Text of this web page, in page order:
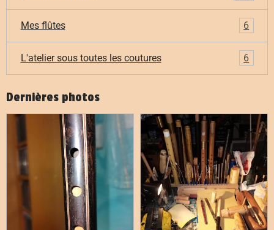
Mes flûtes 6
L'atelier sous toutes les coutures 6
Dernières photos